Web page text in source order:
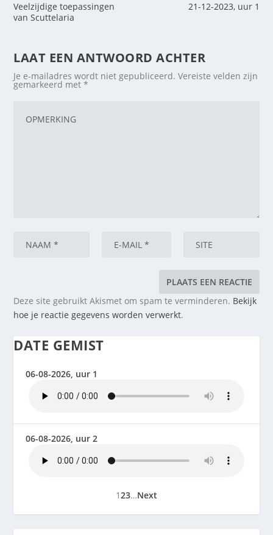
Veelzijdige toepassingen
van Scuttelaria
21-12-2023, uur 1
LAAT EEN ANTWOORD ACHTER
Je e-mailadres wordt niet gepubliceerd. Vereiste velden zijn
gemarkeerd met*
Deze site gebruikt Akismet om spam te verminderen. Bekijk
hoe je reactie gegevens worden verwerkt.
DATE GEMIST
06-08-2026, uur 1
06-08-2026, uur 2
123…Next